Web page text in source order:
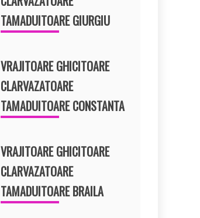
TAMADUITOARE GIURGIU
VRAJITOARE GHICITOARE
CLARVAZATOARE
TAMADUITOARE CONSTANTA
VRAJITOARE GHICITOARE
CLARVAZATOARE
TAMADUITOARE BRAILA